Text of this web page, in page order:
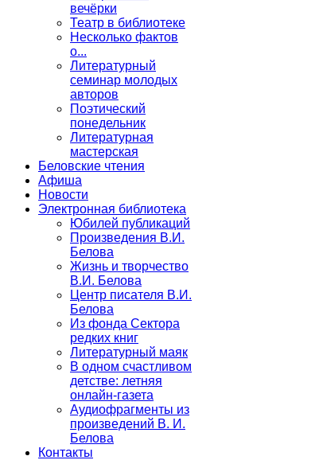
вечёрки
Театр в библиотеке
Несколько фактов
о...
Литературный
семинар молодых
авторов
Поэтический
понедельник
Литературная
мастерская
Беловские чтения
Афиша
Новости
Электронная библиотека
Юбилей публикаций
Произведения В.И.
Белова
Жизнь и творчество
В.И. Белова
Центр писателя В.И.
Белова
Из фонда Сектора
редких книг
Литературный маяк
В одном счастливом
детстве: летняя
онлайн-газета
Аудиофрагменты из
произведений В. И.
Белова
Контакты